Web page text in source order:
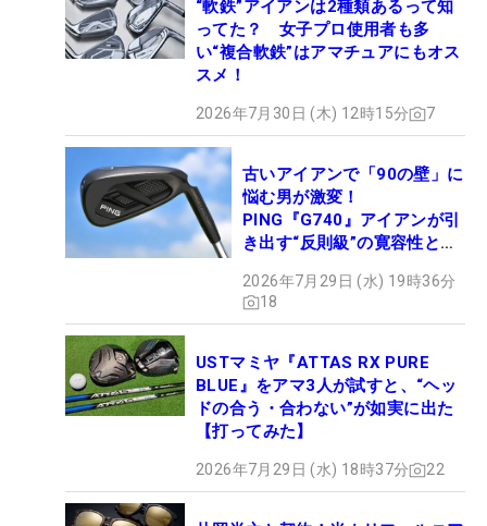
“軟鉄”アイアンは2種類あるって知
ってた？ 女子プロ使用者も多
い“複合軟鉄”はアマチュアにもオス
スメ！
2026年7月30日 (木) 12時15分 7
古いアイアンで「90の壁」に
悩む男が激変！
PING『G740』アイアンが引
き出す“反則級”の寛容性と飛
2026年7月29日 (水) 19時36分
18
USTマミヤ『ATTAS RX PURE
BLUE』をアマ3人が試すと、“ヘッ
ドの合う・合わない”が如実に出た
【打ってみた】
2026年7月29日 (水) 18時37分 22